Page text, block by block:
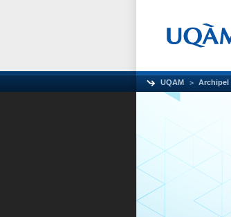
UQAM Archipel